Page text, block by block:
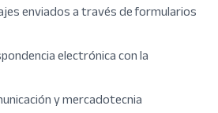
enviados a través de formularios
electrónica con la
y mercadotecnia